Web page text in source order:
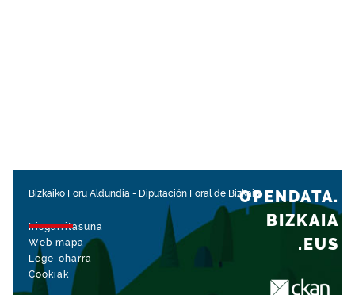
Bizkaiko Foru Aldundia - Diputación Foral de Bizkaia
Irisgarritasuna
Web mapa
Lege-oharra
Cookiak
OPENDATA.
BIZKAIA
.EUS